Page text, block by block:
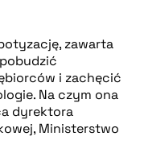
zawarta
i zachęcić
Na czym ona
dyrektora
Ministerstwo